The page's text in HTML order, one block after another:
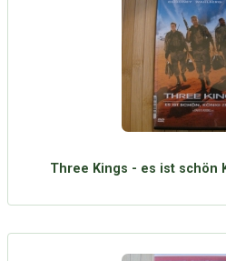
Three Kings - es ist schön